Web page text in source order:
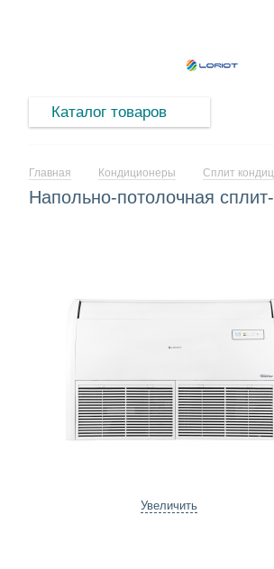
Каталог товаров
Главная Кондиционеры Сплит
Напольно-потолочная
Увеличить